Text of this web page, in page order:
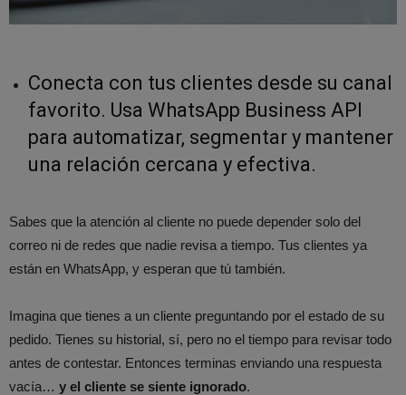
Conecta con tus clientes desde su canal
favorito. Usa WhatsApp Business API
para automatizar, segmentar y mantener
una relación cercana y efectiva.
Sabes que la atención al cliente no puede depender solo del
correo ni de redes que nadie revisa a tiempo. Tus clientes ya
están en WhatsApp, y esperan que tú también.
Imagina que tienes a un cliente preguntando por el estado de su
pedido. Tienes su historial, sí, pero no el tiempo para revisar todo
antes de contestar. Entonces terminas enviando una respuesta
vacía… y el cliente se siente ignorado.